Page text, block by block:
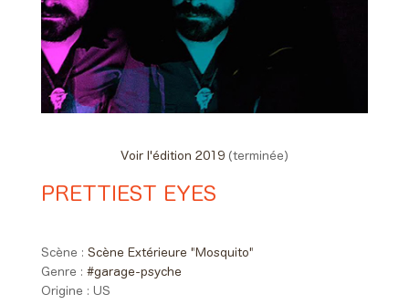
Voir l'édition 2019 (terminée)
PRETTIEST EYES
Scène : Scène Extérieure "Mosquito"
Genre : #garage-psyche
Origine : US